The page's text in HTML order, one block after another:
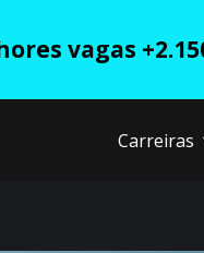
vagas
Carreiras